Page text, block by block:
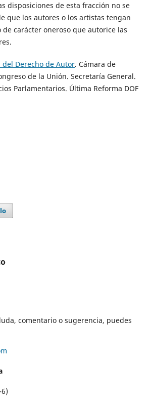
disposiciones de esta fracción no se
que los autores o los artistas tengan
carácter oneroso que autorice las
del Derecho de Autor. Cámara de
de la Unión. Secretaría General.
Parlamentarios. Última Reforma DOF
comentario o sugerencia, puedes